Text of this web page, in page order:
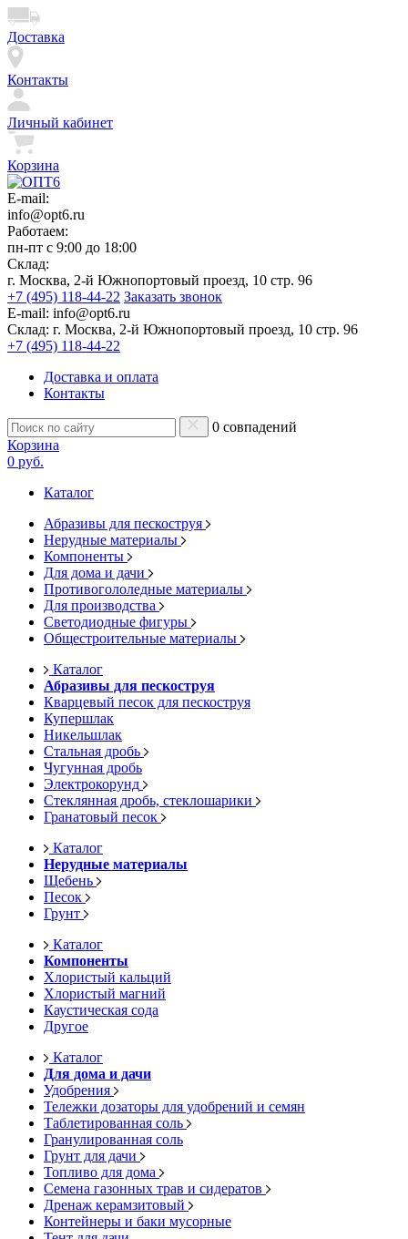
Доставка
Контакты
Личный кабинет
Корзина
E-mail:
info@opt6.ru
Работаем:
пн-пт с 9:00 до 18:00
Склад:
г. Москва, 2-й Южнопортовый проезд, 10 стр. 96
+7 (495) 118-44-22 Заказать звонок
E-mail: info@opt6.ru
Склад: г. Москва, 2-й Южнопортовый проезд, 10 стр. 96
+7 (495) 118-44-22
Доставка и оплата
Контакты
0 совпадений
Корзина
0 руб.
Каталог
Абразивы для пескоструя
Нерудные материалы
Компоненты
Для дома и дачи
Противогололедные материалы
Для производства
Светодиодные фигуры
Общестроительные материалы
Каталог
Абразивы для пескоструя
Кварцевый песок для пескоструя
Купершлак
Никельшлак
Стальная дробь
Чугунная дробь
Электрокорунд
Стеклянная дробь, стеклошарики
Гранатовый песок
Каталог
Нерудные материалы
Щебень
Песок
Грунт
Каталог
Компоненты
Хлористый кальций
Хлористый магний
Каустическая сода
Другое
Каталог
Для дома и дачи
Удобрения
Тележки дозаторы для удобрений и семян
Таблетированная соль
Гранулированная соль
Грунт для дачи
Топливо для дома
Семена газонных трав и сидератов
Дренаж керамзитовый
Контейнеры и баки мусорные